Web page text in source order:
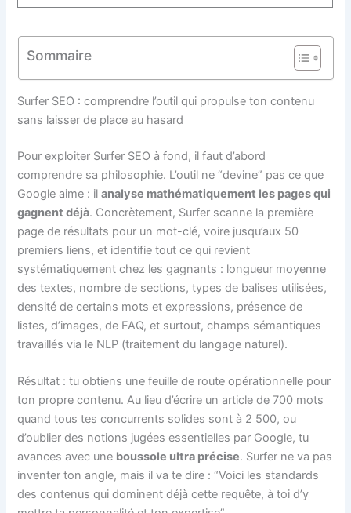
Sommaire
Surfer SEO : comprendre l’outil qui propulse ton contenu
sans laisser de place au hasard
Pour exploiter Surfer SEO à fond, il faut d’abord
comprendre sa philosophie. L’outil ne “devine” pas ce que
Google aime : ilanalyse mathématiquement les pages qui
gagnent déjà. Concrètement, Surfer scanne la première
page de résultats pour un mot-clé, voire jusqu’aux 50
premiers liens, et identifie tout ce qui revient
systématiquement chez les gagnants : longueur moyenne
des textes, nombre de sections, types de balises utilisées,
densité de certains mots et expressions, présence de
listes, d’images, de FAQ, et surtout, champs sémantiques
travaillés via le NLP (traitement du langage naturel).
Résultat : tu obtiens une feuille de route opérationnelle pour
ton propre contenu. Au lieu d’écrire un article de 700 mots
quand tous tes concurrents solides sont à 2 500, ou
d’oublier des notions jugées essentielles par Google, tu
avances avec une boussole ultra précise. Surfer ne va pas
inventer ton angle, mais il va te dire : “Voici les standards
des contenus qui dominent déjà cette requête, à toi d’y